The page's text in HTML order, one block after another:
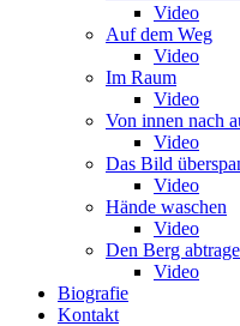
Video
Auf dem Weg
Video
Im Raum
Video
Von innen nach
Video
Das Bild
Video
Hände waschen
Video
Den Berg
Video
Biografie
Kontakt